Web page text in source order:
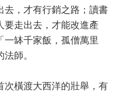
去，才有行銷之路；讀書
要走出去，才能改進產
一缽千家飯，孤僧萬里
師。
橫渡大西洋的壯舉，有